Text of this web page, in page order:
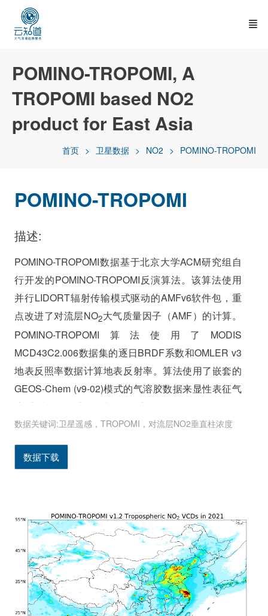
POMINO-TROPOMI, A
TROPOMI based NO2
product for East Asia
首页 卫星数据 NO2 POMINO-TROPOMI
POMINO-TROPOMI
描述:
POMINO-TROPOMI数据基于北京大学ACM研究组自
行开发的POMINO-TROPOMI反演算法。该算法使用
并行LIDORT辐射传输模式驱动的AMFv6软件包，重
点改进了对流层NO2大气质量因子（AMF）的计算。
POMINO-TROPOMI算法使用了MODIS
MCD43C2.006数据集的逐日BRDF系数和OMLER v3
地表反照率数据计算地表反射率。算法使用了嵌套的
GEOS-Chem (v9-02)模式的气溶胶数据来显性表征气
溶胶光学效应。此外，该算法使用了MODIS
MYD04_L2的月平均AOD数据对模拟的AOD进行修
正。在计算对流层NO
TROPOMI算法使用了一致的先验参数和S5P-
NO 2 AMF以及S5P-PAL TROPOMI数据的对流层NO 2
斜柱浓度，得到POMINO-TROPOMI对流层NO2垂直
柱浓度。版本更新的相关信息请详见参考文献。
数据关键词:卫星遥感，TROPOMI，对流层NO2垂直柱浓度
数据下载